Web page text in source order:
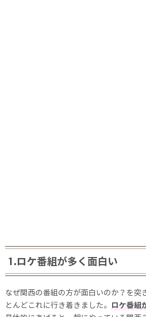
1.ロケ番組が多く面白い
なぜ関西の番組の方が面白いのか？を突
とんどこれに行き着きました。 ロケ番組